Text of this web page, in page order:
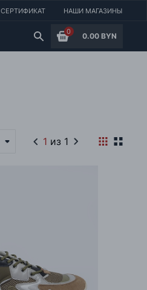
СЕРТИФИКАТ НАШИ МАГАЗИНЫ
0
0.00 BYN
1 из 1